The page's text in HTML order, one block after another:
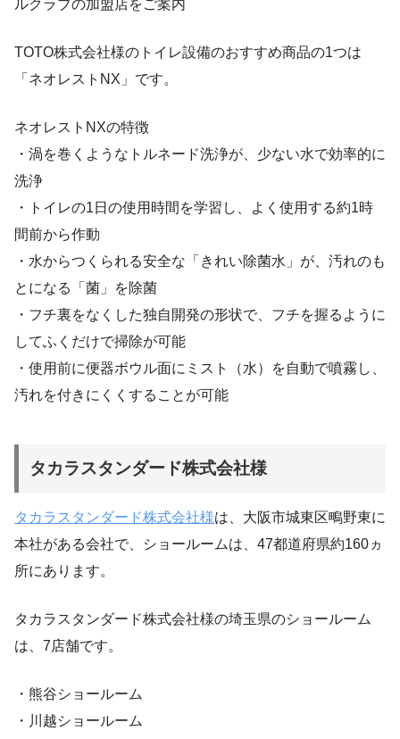
ルクラブの加盟店をご案内
TOTO株式会社様のトイレ設備のおすすめ商品の1つは
「ネオレストNX」です。
ネオレストNXの特徴
・渦を巻くようなトルネード洗浄が、少ない水で効率的に
洗浄
・トイレの1日の使用時間を学習し、よく使用する約1時
間前から作動
・水からつくられる安全な「きれい除菌水」が、汚れのも
とになる「菌」を除菌
・フチ裏をなくした独自開発の形状で、フチを握るように
してふくだけで掃除が可能
・使用前に便器ボウル面にミスト（水）を自動で噴霧し、
汚れを付きにくくすることが可能
タカラスタンダード株式会社様
タカラスタンダード株式会社様は、大阪市城東区鴫野東に
本社がある会社で、ショールームは、47都道府県約160ヵ
所にあります。
タカラスタンダード株式会社様の埼玉県のショールーム
は、7店舗です。
・熊谷ショールーム
・川越ショールーム